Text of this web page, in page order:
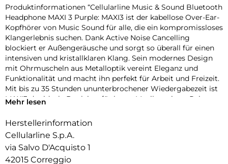
Produktinformationen “Cellularline Music & Sound Bluetooth
Headphone MAXI 3 Purple: MAXI3 ist der kabellose Over-Ear-
Kopfhörer von Music Sound für alle, die ein kompromissloses
Klangerlebnis suchen. Dank Active Noise Cancelling
blockiert er Außengeräusche und sorgt so überall für einen
intensiven und kristallklaren Klang. Sein modernes Design
mit Ohrmuscheln aus Metalloptik vereint Eleganz und
Funktionalität und macht ihn perfekt für Arbeit und Freizeit.
Mit bis zu 35 Stunden ununterbrochener Wiedergabezeit ist
MAXI3 der ideale Begleiter für lange Musiksessions, Reisen
Ohrmuscheln und der weich gepolsterte Kopfbügel sorgen
mit allen Bluetooth-Geräten kompatibel und wird mit USB-
C- und 3,5-mm-Klinkenkabeln für kabelgebundene
Verbindungen geliefert. MAXI3 ist die clevere Wahl für alle,
Mehr lesen
Herstellerinformation
Cellularline S.p.A.
via Salvo D'Acquisto 1
42015 Correggio